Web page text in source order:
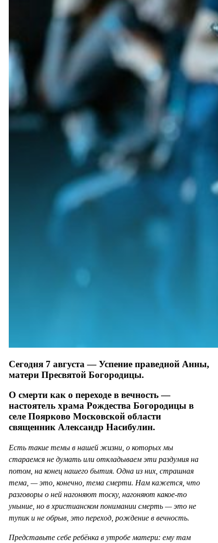
Сегодня 7 августа — Успение праведной Анны,
матери Пресвятой Богородицы.
О смерти как о переходе в вечность —
настоятель храма Рождества Богородицы в
селе Поярково Московской области
священник Александр Насибулин.
Есть такие темы в нашей жизни, о которых мы
стараемся не думать или откладываем эти раздумия на
потом, на конец нашего бытия. Одна из них, страшная
тема, — это, конечно, тема смерти. Нам кажется, что
разговоры о ней нагоняют тоску, нагоняют какое-то
уныние, но в христианском понимании смерть — это не
тупик и не обрыв, это переход, рождение в вечность.
Представьте себе ребёнка в утробе матери: ему там